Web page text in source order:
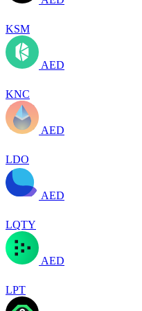
KSM
AED
KNC
AED
LDO
AED
LQTY
AED
LPT